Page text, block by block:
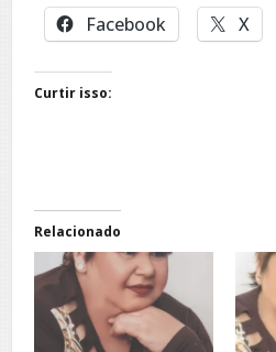
Facebook X
Curtir isso:
Relacionado